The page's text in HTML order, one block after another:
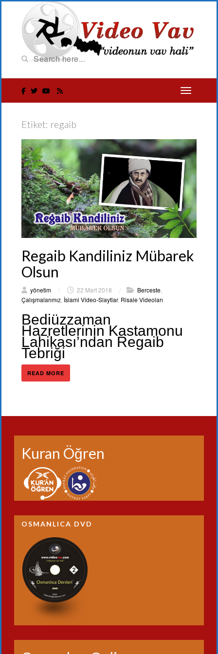
Etiket: regaib
Regaib Kandiliniz Mübarek
Olsun
yönetim / 22 Mart 2018 / Berceste
Çalışmalarımız İslami Video-Slaytlar, Risale Videoları
Bediüzzaman
Hazretlerinin Kastamonu
Lahikası’ndan Regaib
Tebriği
READ MORE
Kuran Öğren
OSMANLICA DVD